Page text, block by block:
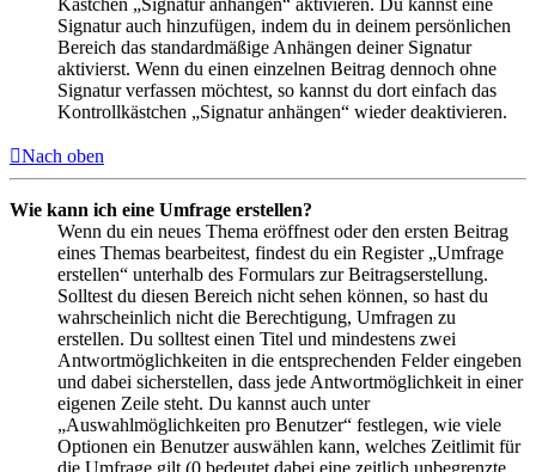
Kästchen „Signatur anhängen“ aktivieren. Du kannst eine
Signatur auch hinzufügen, indem du in deinem persönlichen
Bereich das standardmäßige Anhängen deiner Signatur
aktivierst. Wenn du einen einzelnen Beitrag dennoch ohne
Signatur verfassen möchtest, so kannst du dort einfach das
Kontrollkästchen „Signatur anhängen“ wieder deaktivieren.
Nach oben
Wie kann ich eine Umfrage erstellen?
Wenn du ein neues Thema eröffnest oder den ersten Beitrag
eines Themas bearbeitest, findest du ein Register „Umfrage
erstellen“ unterhalb des Formulars zur Beitragserstellung.
Solltest du diesen Bereich nicht sehen können, so hast du
wahrscheinlich nicht die Berechtigung, Umfragen zu
erstellen. Du solltest einen Titel und mindestens zwei
Antwortmöglichkeiten in die entsprechenden Felder eingeben
und dabei sicherstellen, dass jede Antwortmöglichkeit in einer
eigenen Zeile steht. Du kannst auch unter
„Auswahlmöglichkeiten pro Benutzer“ festlegen, wie viele
Optionen ein Benutzer auswählen kann, welches Zeitlimit für